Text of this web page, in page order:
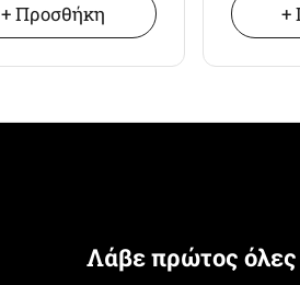
+ Προσθήκη +
Λάβε πρώτος